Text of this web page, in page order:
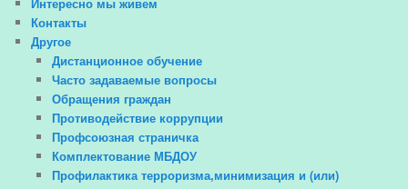
Контакты
Другое
Дистанционное обучение
Часто задаваемые вопросы
Обращения граждан
Противодействие коррупции
Профсоюзная страничка
Комплектование МБДОУ
Профилактика терроризма,минимизация и (или)